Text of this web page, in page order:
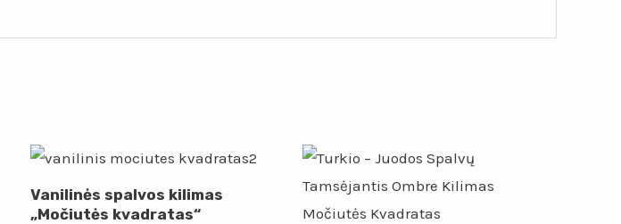
Vanilinės spalvos kilimas
„Močiutės kvadratas“